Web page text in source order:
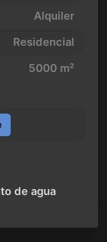
Alquiler
Residencial
5000 m²
de agua